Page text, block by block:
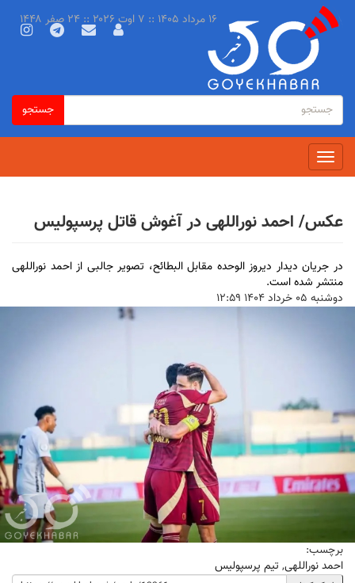
فرم
جستجو
جستجو
جستجو
Toggle
navigation
۱۶ مرداد ۱۴۰۵ :: ۷ اوت ۲۰۲۶ :: ۲۴ صفر ۱۴۴۸
عکس/ احمد نوراللهی در آغوش قاتل پرسپولیس
در جریان دیدار دیروز الوحده مقابل البطائح، تصویر جالبی از احمد نوراللهی
منتشر شده است.
دوشنبه ۰۵ خرداد ۱۴۰۴ ۱۲:۵۹
برچسب:
احمد نوراللهی, تیم پرسپولیس